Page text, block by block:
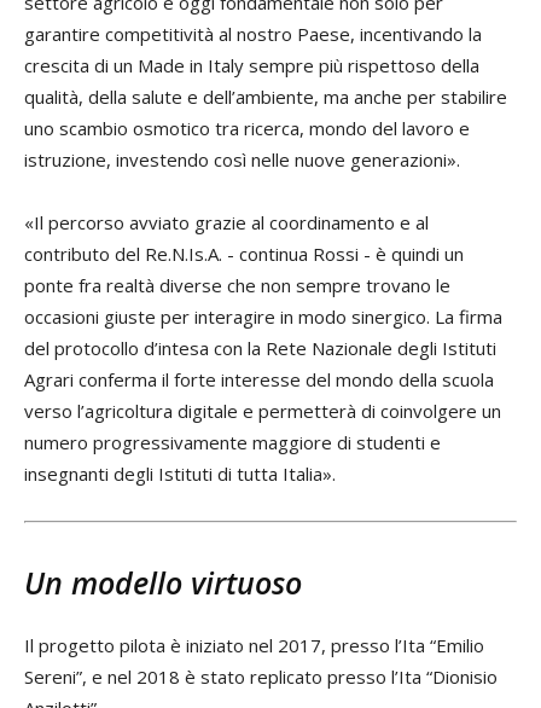
garantire competitività al nostro Paese, incentivando la
crescita di un Made in Italy sempre più rispettoso della
qualità, della salute e dell’ambiente, ma anche per stabilire
uno scambio osmotico tra ricerca, mondo del lavoro e
istruzione, investendo così nelle nuove generazioni».
«Il percorso avviato grazie al coordinamento e al
contributo del Re.N.Is.A. - continua Rossi - è quindi un
ponte fra realtà diverse che non sempre trovano le
occasioni giuste per interagire in modo sinergico. La firma
del protocollo d’intesa con la Rete Nazionale degli Istituti
Agrari conferma il forte interesse del mondo della scuola
verso l’agricoltura digitale e permetterà di coinvolgere un
numero progressivamente maggiore di studenti e
insegnanti degli Istituti di tutta Italia».
Un modello virtuoso
Il progetto pilota è iniziato nel 2017, presso l’Ita “Emilio
Sereni”, e nel 2018 è stato replicato presso l’Ita “Dionisio